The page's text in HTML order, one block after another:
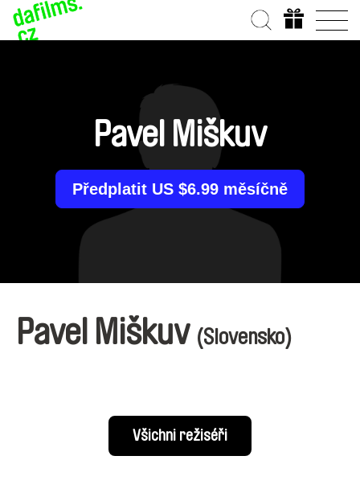
Pavel Miškuv
Předplatit US $6.99 měsíčně
Pavel Miškuv (Slovensko)
Všichni režiséři